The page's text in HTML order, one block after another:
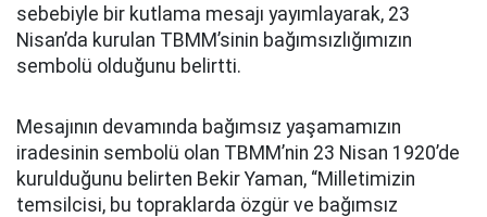
sebebiyle bir kutlama mesajı yayımlayarak, 23
Nisan’da kurulan TBMM’sinin bağımsızlığımızın
sembolü olduğunu belirtti.
Mesajının devamında bağımsız yaşamamızın
iradesinin sembolü olan TBMM’nin 23 Nisan 1920’de
kurulduğunu belirten Bekir Yaman, “Milletimizin
temsilcisi, bu topraklarda özgür ve bağımsız